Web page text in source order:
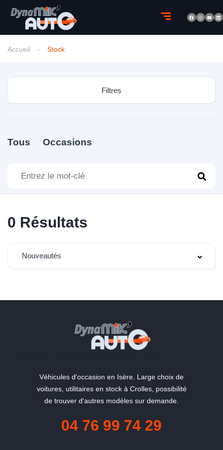
Accueil Stock
Filtres
Tous Occasions
0 Résultats
Nouveautés
Véhicules d'occasion en Isère. Large choix de
voitures, utilitaires en stock à Crolles, possibilité
de trouver d'autres modèles sur demande.
04 76 99 74 29